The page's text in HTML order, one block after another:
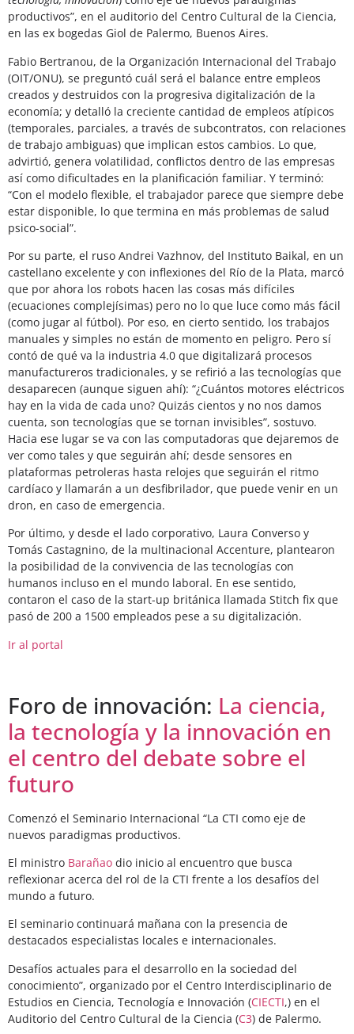
productivos”, en el auditorio del Centro Cultural de la Ciencia,
en las ex bogedas Giol de Palermo, Buenos Aires.
Fabio Bertranou, de la Organización Internacional del Trabajo
(OIT/ONU), se preguntó cuál será el balance entre empleos
creados y destruidos con la progresiva digitalización de la
economía; y detalló la creciente cantidad de empleos atípicos
(temporales, parciales, a través de subcontratos, con relaciones
de trabajo ambiguas) que implican estos cambios. Lo que,
advirtió, genera volatilidad, conflictos dentro de las empresas
así como dificultades en la planificación familiar. Y terminó:
“Con el modelo flexible, el trabajador parece que siempre debe
estar disponible, lo que termina en más problemas de salud
psico-social”.
Por su parte, el ruso Andrei Vazhnov, del Instituto Baikal, en un
castellano excelente y con inflexiones del Río de la Plata, marcó
que por ahora los robots hacen las cosas más difíciles
(ecuaciones complejísimas) pero no lo que luce como más fácil
(como jugar al fútbol). Por eso, en cierto sentido, los trabajos
manuales y simples no están de momento en peligro. Pero sí
contó de qué va la industria 4.0 que digitalizará procesos
manufactureros tradicionales, y se refirió a las tecnologías que
desaparecen (aunque siguen ahí): “¿Cuántos motores eléctricos
hay en la vida de cada uno? Quizás cientos y no nos damos
cuenta, son tecnologías que se tornan invisibles”, sostuvo.
Hacia ese lugar se va con las computadoras que dejaremos de
ver como tales y que seguirán ahí; desde sensores en
plataformas petroleras hasta relojes que seguirán el ritmo
cardíaco y llamarán a un desfibrilador, que puede venir en un
dron, en caso de emergencia.
Por último, y desde el lado corporativo, Laura Converso y
Tomás Castagnino, de la multinacional Accenture, plantearon
la posibilidad de la convivencia de las tecnologías con
humanos incluso en el mundo laboral. En ese sentido,
contaron el caso de la start-up británica llamada Stitch fix que
pasó de 200 a 1500 empleados pese a su digitalización.
Ir al portal
Foro de innovación: La ciencia,
la tecnología y la innovación en
el centro del debate sobre el
futuro
Comenzó el Seminario Internacional “La CTI como eje de
nuevos paradigmas productivos.
El ministro Barañao dio inicio al encuentro que busca
reflexionar acerca del rol de la CTI frente a los desafíos del
mundo a futuro.
El seminario continuará mañana con la presencia de
destacados especialistas locales e internacionales.
Desafíos actuales para el desarrollo en la sociedad del
conocimiento”, organizado por el Centro Interdisciplinario de
Estudios en Ciencia, Tecnología e Innovación (CIECTI,) en el
Auditorio del Centro Cultural de la Ciencia (C3) de Palermo.